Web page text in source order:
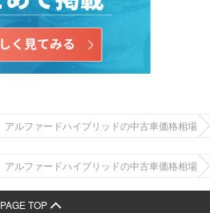
アルファードハイブリッドの中古車価格相場
アルファードハイブリッドの中古車価格相場
PAGE TOP